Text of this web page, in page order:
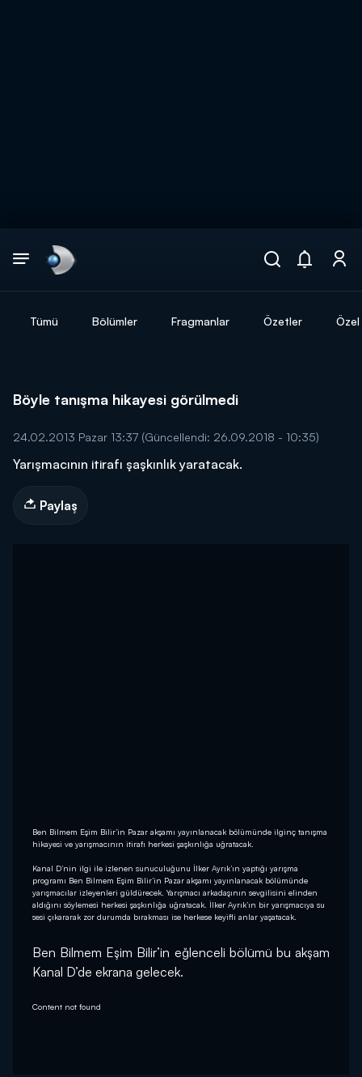
Tümü Bölümler Fragmanlar Özetler
Böyle tanışma hikayesi görülmedi
24.02.2013 Pazar 13:37 (Güncellendi: 26.09.2018 - 10:35)
Yarışmacının itirafı şaşkınlık yaratacak.
Paylaş
Ben Bilmem Eşim Bilir’in Pazar akşamı yayınlanacak bölümünde ilginç tanışma
hikayesi ve yarışmacının itirafı herkesi şaşkınlığa uğratacak.
Kanal D’nin ilgi ile izlenen sunuculuğunu İlker Ayrık’ın yaptığı yarışma
programı Ben Bilmem Eşim Bilir’in Pazar akşamı yayınlanacak bölümünde
yarışmacılar izleyenleri güldürecek. Yarışmacı arkadaşının sevgilisini elinden
aldığını söylemesi herkesi şaşkınlığa uğratacak. İlker Ayrık’ın bir yarışmacıya su
sesi çıkararak zor durumda bırakması ise herkese keyifli anlar yaşatacak.
Ben Bilmem Eşim Bilir’in eğlenceli bölümü bu akşam
Kanal D’de ekrana gelecek.
Content not found